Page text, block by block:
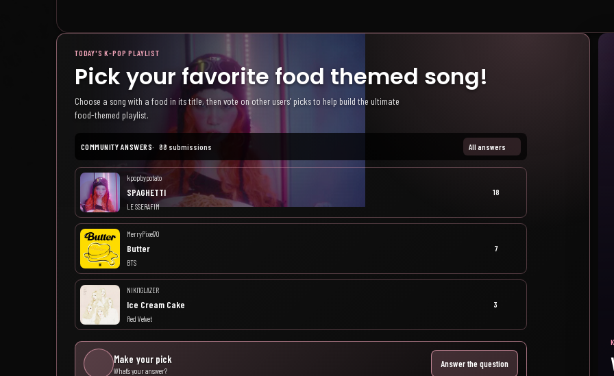
TODAY'S K-POP PLAYLIST
Pick your favorite food themed song!
Choose a song with a food in its title, then vote on other users’ picks to help build the ultimate
food-themed playlist.
COMMUNITY ANSWERS 88 submissions All answers
kpopbypotato
SPAGHETTI
LE SSERAFIM
18
MerryPixel70
Butter
BTS
7
NIKI1GLAZER
Ice Cream Cake
Red Velvet
3
Make your pick
What’s your answer?
Answer the question